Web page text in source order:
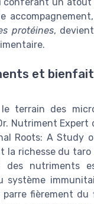
protéines,
et
terrain des
Nutriment Expert
Roots: A Study
la richesse du taro
nutriments
système
fièrement du